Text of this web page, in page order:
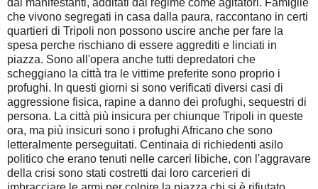
dai manifestanti, additati dal regime come agitatori. Famiglie
che vivono segregati in casa dalla paura, raccontano in certi
quartieri di Tripoli non possono uscire anche per fare la
spesa perche rischiano di essere aggrediti e linciati in
piazza. Sono all'opera anche tutti depredatori che
scheggiano la città tra le vittime preferite sono proprio i
profughi. In questi giorni si sono verificati diversi casi di
aggressione fisica, rapine a danno dei profughi, sequestri di
persona. La città più insicura per chiunque Tripoli in queste
ora, ma più insicuri sono i profughi Africano che sono
letteralmente perseguitati. Centinaia di richiedenti asilo
politico che erano tenuti nelle carceri libiche, con l'aggravare
della crisi sono stati costretti dai loro carcerieri di